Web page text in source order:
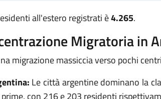
all'estero registrati è4.265.
Migratoria in
migrazione massiccia verso pochi
Le città argentine dominano la
con 216 e 203 residenti